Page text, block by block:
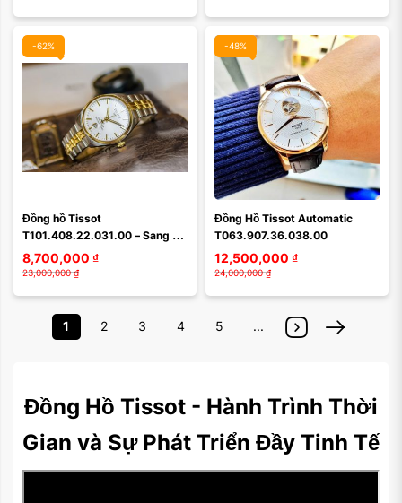
-62%
Đồng hồ Tissot
T101.408.22.031.00 – Sang
trọng, chuẩn Swiss Made
8,700,000 ₫
23,000,000 ₫
-48%
Đồng Hồ Tissot Automatic
T063.907.36.038.00
12,500,000 ₫
24,000,000 ₫
1 2 3 4 5 ...
Đồng Hồ Tissot - Hành Trình Thời
Gian và Sự Phát Triển Đầy Tinh Tế